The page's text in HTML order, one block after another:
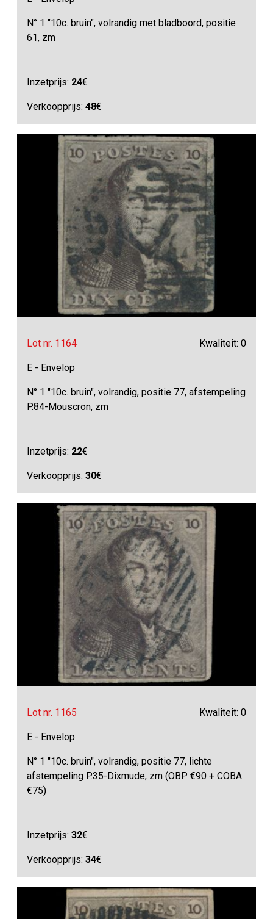
N° 1 "10c. bruin", volrandig met bladboord, positie
61, zm
Inzetprijs: 24€
Verkoopprijs:48€
Lot nr. 1164 Kwaliteit: 0
E - Envelop
N° 1 "10c. bruin", volrandig, positie 77, afstempeling
P.84-Mouscron, zm
Inzetprijs: 22€
Verkoopprijs:30€
Lot nr. 1165 Kwaliteit: 0
E - Envelop
N° 1 "10c. bruin", volrandig, positie 77, lichte
afstempeling P.35-Dixmude, zm (OBP €90 + COBA
€75)
Inzetprijs:32€
Verkoopprijs:34€